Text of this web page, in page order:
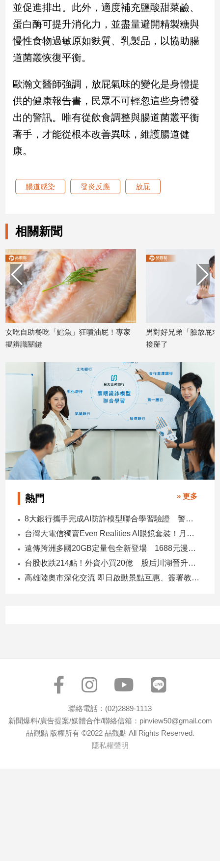
娛
樂
娛
星
流
行/
時
尚
追
生
活
築/
室
設
計
旅
遊/
美
食
座/
命
消
情
藝
創
影
推
專
並促進排出。此外，適度補充鹽酸甜菜鹼、
蛋白酶可提升消化力，並盡量避開精製糖與
慢性食物過敏原如麩質、乳製品，以協助腸
道菌叢恢復平衡。
歐瀚文醫師強調，放屁氣味的變化是身體提
供的健康報告書，民眾不可輕忽這些身體發
出的警訊。唯有從飲食調整與腸道菌叢平衡
著手，才能從根本改善異味，維護腸道健
康。
腸道感染 發炎反應 放屁
相關新聞
女吃自助餐吃「鱈魚」狂噴油屁！專家
揭辨識關鍵
男對好兄弟「臉放屁
接掰了
熱門 » 更多
8大銀行攜手完成AI防詐模型聯合學習驗證 警示帳戶準確度提升2倍
台灣大電信獨賣Even Realities AI眼鏡套裝！月付1399元 專案價3990
遠傳跨洲多國20GB定量包全新登場 1688元漫遊逾百國家！
台股收跌214點！外資小買20億 股后川湖晉升萬金股
高雄陸奧市深化交流 即日啟動景點互惠、簽署教育合作MOU
聯絡電話：(02)2889-1113
新聞爆料/廣告提案/媒體合作/聯絡信箱：pinview50@gmail.com
品觀點 版權所有 ©2022 品觀點 All Rights Reserved.
隱私權聲明